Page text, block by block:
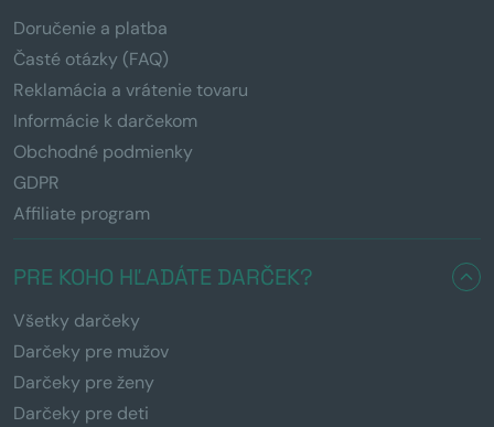
Doručenie a platba
Časté otázky (FAQ)
Reklamácia a vrátenie tovaru
Informácie k darčekom
Obchodné podmienky
GDPR
Affiliate program
PRE KOHO HĽADÁTE DARČEK?
Všetky darčeky
Darčeky pre mužov
Darčeky pre ženy
Darčeky pre deti